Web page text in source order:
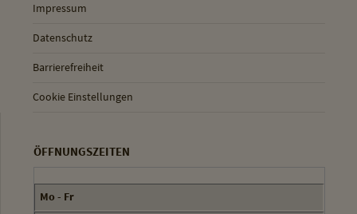
Impressum
Datenschutz
Barrierefreiheit
Cookie Einstellungen
ÖFFNUNGSZEITEN
Mo - Fr